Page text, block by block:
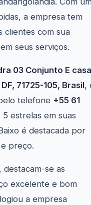
a empresa tem
clientes com sua
seus serviços.
03 Conjunto E casa
71725-105, Brasil,
telefone +55 61
5 estrelas em suas
é destacada por
preço.
destacam-se as
excelente e bom
a empresa